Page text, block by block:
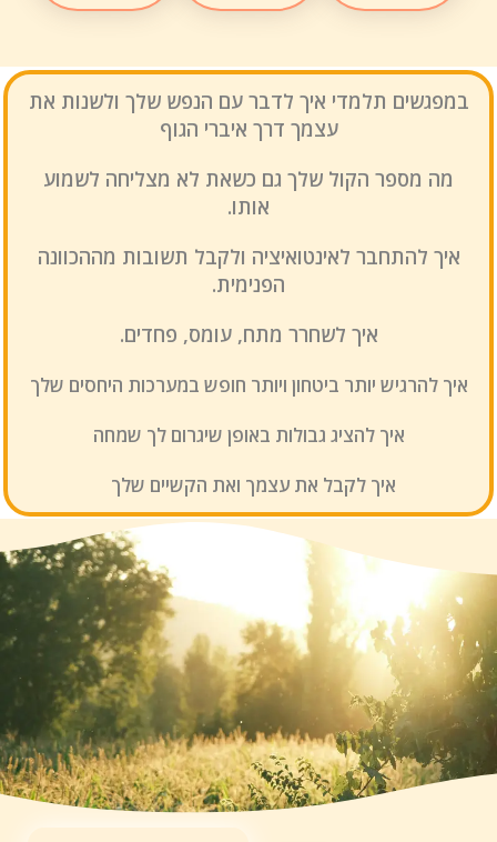
במפגשים תלמדי איך לדבר עם הנפש שלך ולשנות את
עצמך דרך איברי הגוף
מה מספר הקול שלך גם כשאת לא מצליחה לשמוע
אותו.
איך להתחבר לאינטואיציה ולקבל תשובות מההכוונה
הפנימית.
איך לשחרר מתח, עומס, פחדים.
איך להרגיש יותר ביטחון ויותר חופש במערכות היחסים שלך
איך להציג גבולות באופן שיגרום לך שמחה
איך לקבל את עצמך ואת הקשיים שלך